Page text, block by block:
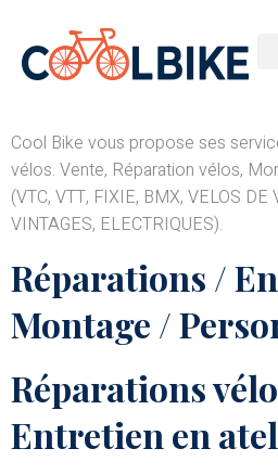
Cool Bike vous propose ses
vélos. Vente, Réparation vélos,
(VTC, VTT, FIXIE, BMX, VELOS
VINTAGES, ELECTRIQUES).
Réparations /
Montage /
Réparations
Entretien en